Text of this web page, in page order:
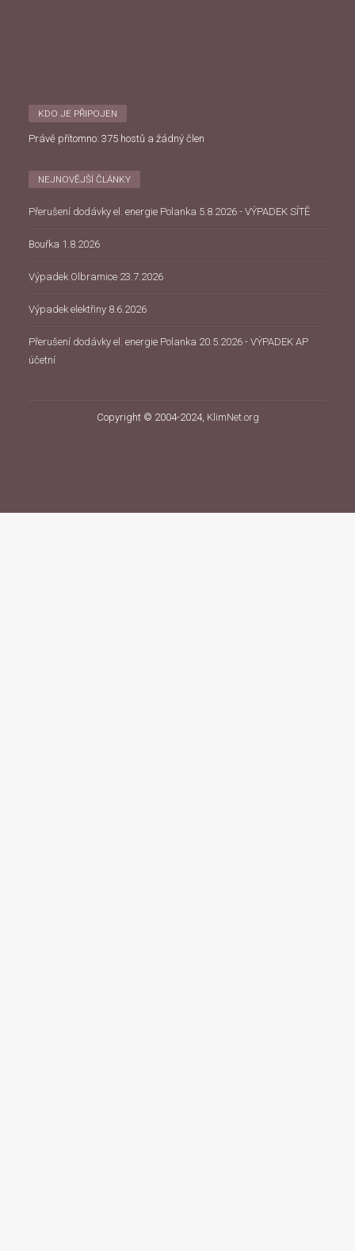
KDO JE PŘIPOJEN
Právě přítomno: 375 hostů a žádný člen
NEJNOVĚJŠÍ ČLÁNKY
Přerušení dodávky el. energie Polanka 5.8.2026 - VÝPADEK SÍTĚ
Bouřka 1.8.2026
Výpadek Olbramice 23.7.2026
Výpadek elektřiny 8.6.2026
Přerušení dodávky el. energie Polanka 20.5.2026 - VÝPADEK AP
účetní
Copyright © 2004-2024, KlimNet.org